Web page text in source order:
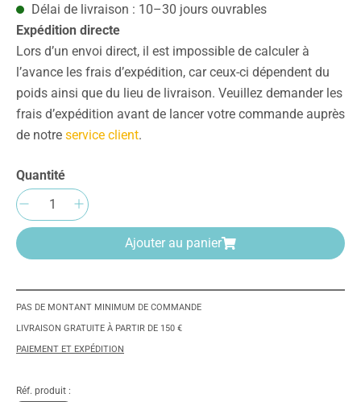
Délai de livraison : 10–30 jours ouvrables
Expédition directe
Lors d’un envoi direct, il est impossible de calculer à
l’avance les frais d’expédition, car ceux-ci dépendent du
poids ainsi que du lieu de livraison. Veuillez demander les
frais d’expédition avant de lancer votre commande auprès
de notre service client.
Quantité
Quantité de produit : Entrez la quantité
Ajouter au panier
PAS DE MONTANT MINIMUM DE COMMANDE
LIVRAISON GRATUITE À PARTIR DE 150 €
PAIEMENT ET EXPÉDITION
Réf. produit :